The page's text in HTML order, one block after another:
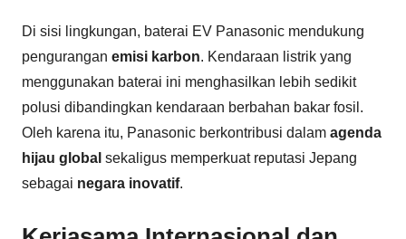
Di sisi lingkungan, baterai EV Panasonic mendukung
pengurangan emisi karbon. Kendaraan listrik yang
menggunakan baterai ini menghasilkan lebih sedikit
polusi dibandingkan kendaraan berbahan bakar fosil.
Oleh karena itu, Panasonic berkontribusi dalam agenda
hijau global sekaligus memperkuat reputasi Jepang
sebagai negara inovatif.